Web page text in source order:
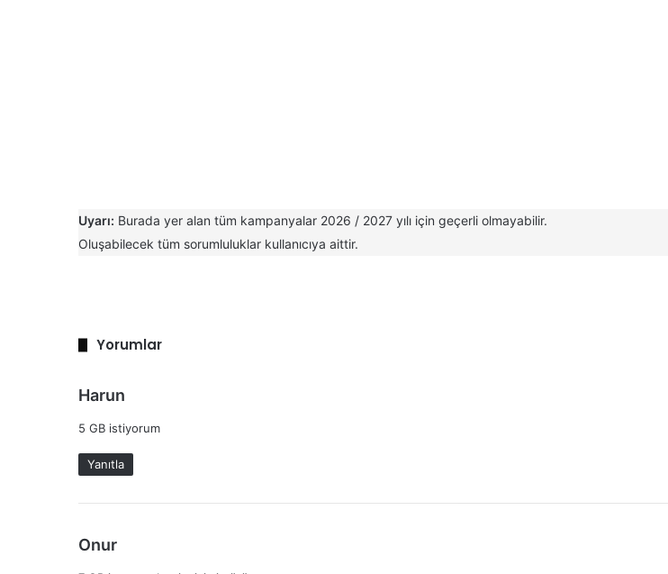
Uyarı: Burada yer alan tüm kampanyalar 2026 / 2027 yılı için geçerli olmayabilir.
Oluşabilecek tüm sorumluluklar kullanıcıya aittir.
Yorumlar
Harun
d
i
k
5 GB istiyorum
Yanıtla
Onur